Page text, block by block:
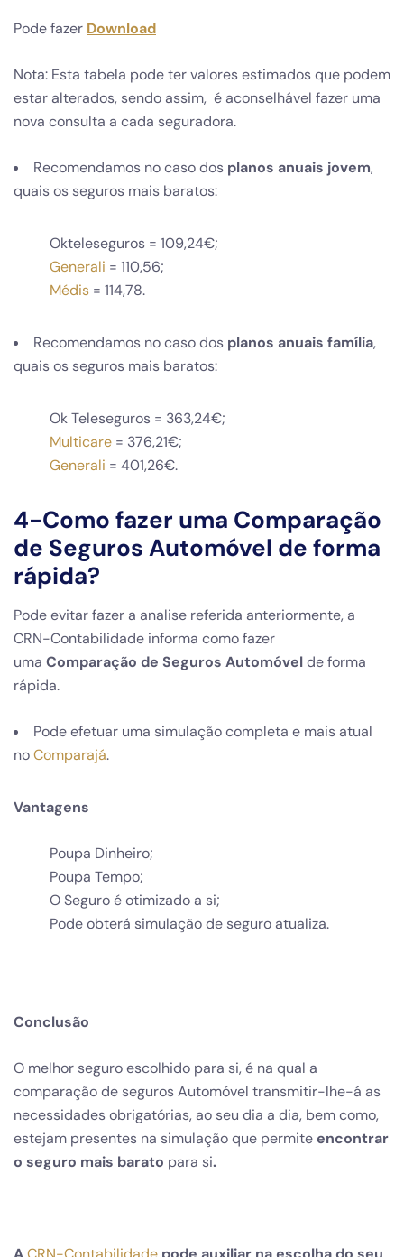
Pode fazer Download
Nota: Esta tabela pode ter valores estimados que podem
estar alterados, sendo assim, é aconselhável fazer uma
nova consulta a cada seguradora.
Recomendamos no caso dos planos anuais jovem,
quais os seguros mais baratos:
Okteleseguros = 109,24€;
Generali = 110,56;
Médis = 114,78.
Recomendamos no caso dos planos anuais família,
quais os seguros mais baratos:
Ok Teleseguros = 363,24€;
Multicare = 376,21€;
Generali = 401,26€.
4-Como fazer uma Comparação
de Seguros Automóvel de forma
rápida?
Pode evitar fazer a analise referida anteriormente, a
CRN-Contabilidade informa como fazer
uma Comparação de Seguros Automóvelde forma
rápida.
Pode efetuar uma simulação completa e mais atual
noComparajá.
Vantagens
Poupa Dinheiro;
Poupa Tempo;
O Seguro é otimizado a si;
Pode obterá simulação de seguro atualiza.
Conclusão
O melhor seguro escolhido para si, é na qual a
comparação de seguros Automóvel transmitir-lhe-á as
necessidades obrigatórias, ao seu dia a dia, bem como,
estejam presentes na simulação que permite encontrar
o seguro mais barato para si.